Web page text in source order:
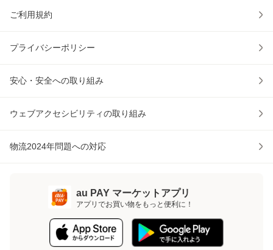
ご利用規約
プライバシーポリシー
安心・安全への取り組み
ウェブアクセシビリティの取り組み
物流2024年問題への対応
au PAY マーケットアプリ
アプリでお買い物をもっと便利に！